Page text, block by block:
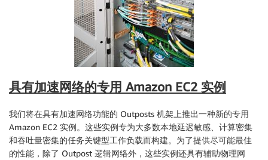
具有加速网络的专用 Amazon EC2 实例
我们将在具有加速网络功能的 Outposts 机架上推出一种新的专用
Amazon EC2 实例。这些实例专为大多数本地延迟敏感、计算密集
和吞吐量密集的任务关键型工作负载而构建。为了提供尽可能最佳
的性能，除了 Outpost 逻辑网络外，这些实例还具有辅助物理网